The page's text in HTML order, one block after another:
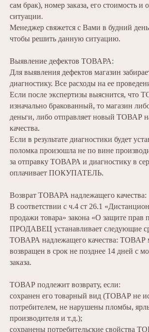
сам брак), номер заказа, его стоимость и
ситуации.
Менеджер свяжется с Вами в будний день
чтобы решить данную ситуацию.
Выявление дефектов ТОВАРА:
Для выявления дефектов магазин
диагностику. Все расходы на ее
Если после экспертизы выяснится, что
изначально бракованный, то магазин
деньги, либо отправляет новый ТОВАР
качества.
Если в результате диагностики будет
поломка произошла не по вине
за отправку ТОВАРА и диагностику в
оплачивает ПОКУПАТЕЛЬ.
Возврат ТОВАРА надлежащего качества:
В соответствии с ч.4 ст 26.1
продажи товара» закона «О защите прав
ПРОДАВЕЦ устанавливает следующие
ТОВАРА надлежащего качества: ТОВАР
возвращен в срок не позднее 14 дней с
заказа.
ТОВАР подлежит возврату, если:
сохранен его товарный вид (ТОВАР не
потребителем, не нарушены пломбы,
производителя и т.д.);
сохранены потребительские свойства